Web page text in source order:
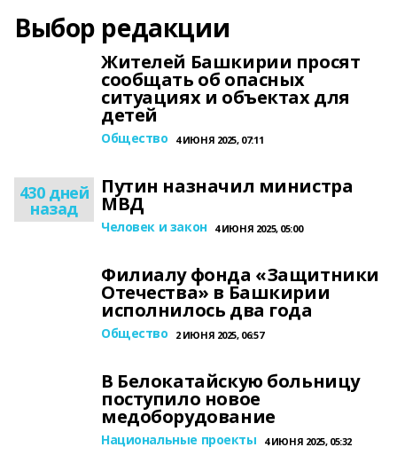
Выбор редакции
Жителей Башкирии просят
сообщать об опасных
ситуациях и объектах для
детей
Общество 4 ИЮНЯ 2025, 07:11
430 дней
назад
Путин назначил министра
МВД
Человек и закон 4 ИЮНЯ 2025, 05:00
Филиалу фонда «Защитники
Отечества» в Башкирии
исполнилось два года
Общество 2 ИЮНЯ 2025, 06:57
В Белокатайскую больницу
поступило новое
медоборудование
Национальные проекты 4 ИЮНЯ 2025, 05:32